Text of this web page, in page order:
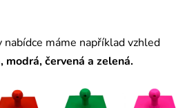
máme například vzhled
modrá, červená a zelená.